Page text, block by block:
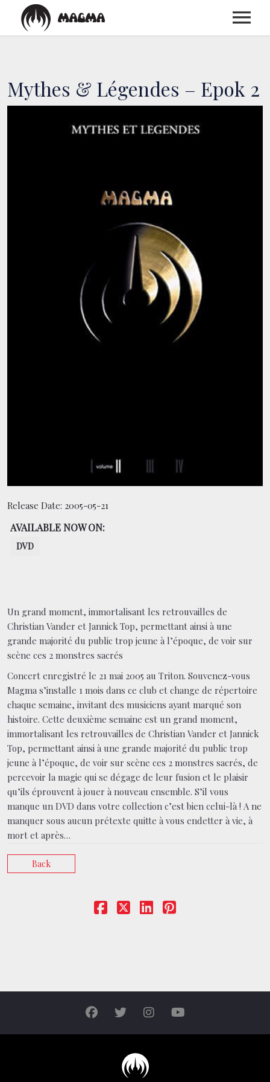
BIOGRAPHIE
MEDIAS
CONTACT
Mythes & Légendes – Epok 2
Release Date: 2005-05-21
AVAILABLE NOW ON:
DVD
Un grand moment, immortalisant les retrouvailles de
Christian Vander et Jannick Top, permettant ainsi à une
grande majorité du public trop jeune à l’époque, de voir sur
scène ces 2 monstres sacrés
Concert enregistré le 21 mai 2005 au Triton. Souvenez-vous
Magma s’installe 1 mois dans ce club et change de répertoire
chaque semaine, invitant des musiciens ayant marqué son
histoire. Cette deuxième semaine est un grand moment,
immortalisant les retrouvailles de Christian Vander et Jannick
Top, permettant ainsi à une grande majorité du public trop
jeune à l’époque, de voir sur scène ces 2 monstres sacrés, de
percevoir la magie qui se dégage de leur fusion et le plaisir
qu’ils éprouvent à jouer à nouveau ensemble. S’il vous
manque un DVD dans votre collection c’est bien celui-là ! A ne
manquer sous aucun prétexte quitte à vous endetter à vie, à
mort et après…
Back